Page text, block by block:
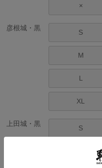
×
彦根城・黒
S
M
L
XL
上田城・黒
S